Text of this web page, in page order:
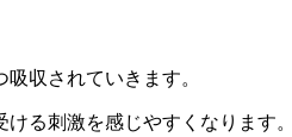
収されていきます。
ける刺激を感じやすくなります。